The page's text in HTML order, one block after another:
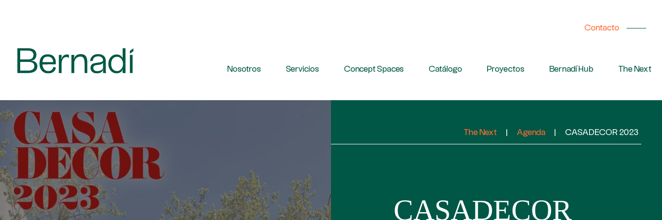
Contacto
Nosotros Servicios Concept Spaces Catálogo Proyectos Bernadí Hub The Next
The Next Agenda CASADECOR 2023
CASADECOR